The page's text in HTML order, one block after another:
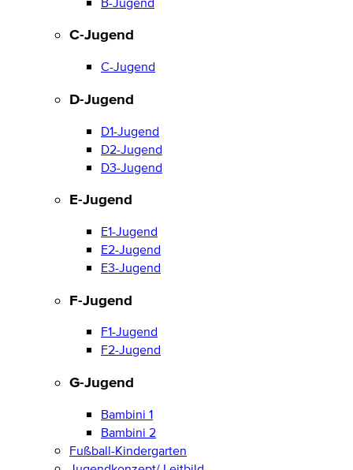
C-Jugend
C-Jugend
D-Jugend
D1-Jugend
D2-Jugend
D3-Jugend
E-Jugend
E1-Jugend
E2-Jugend
E3-Jugend
F-Jugend
F1-Jugend
F2-Jugend
G-Jugend
Bambini 1
Bambini 2
Fußball-Kindergarten